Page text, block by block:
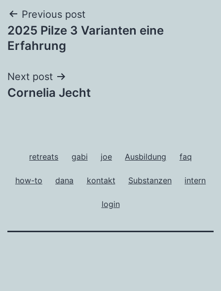
Post
navigation
Previous post
2025 Pilze 3 Varianten eine
Erfahrung
Next post
Cornelia Jecht
retreats gabi joe Ausbildung faq
how-to dana kontakt Substanzen intern
login